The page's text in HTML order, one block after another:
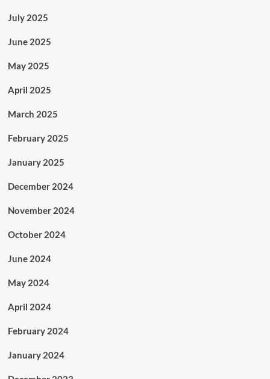
July 2025
June 2025
May 2025
April 2025
March 2025
February 2025
January 2025
December 2024
November 2024
October 2024
June 2024
May 2024
April 2024
February 2024
January 2024